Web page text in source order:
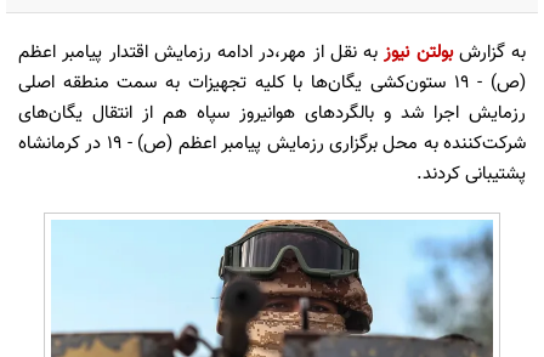
به گزارشبولتن نیوزبه نقل از مهر،در ادامه رزمایش اقتدار پیامبر اعظم
(ص) - ۱۹ ستون‌کشی یگان‌ها با کلیه تجهیزات به سمت منطقه اصلی
رزمایش اجرا شد و بالگردهای هوانیروز سپاه هم از انتقال یگان‌های
شرکت‌کننده به محل برگزاری رزمایش پیامبر اعظم (ص) - ۱۹ در کرمانشاه
پشتیبانی کردند.